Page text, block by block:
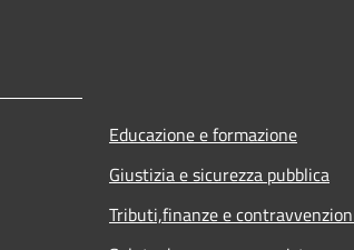
Educazione e formazione
Giustizia e sicurezza pubblica
Tributi,finanze e